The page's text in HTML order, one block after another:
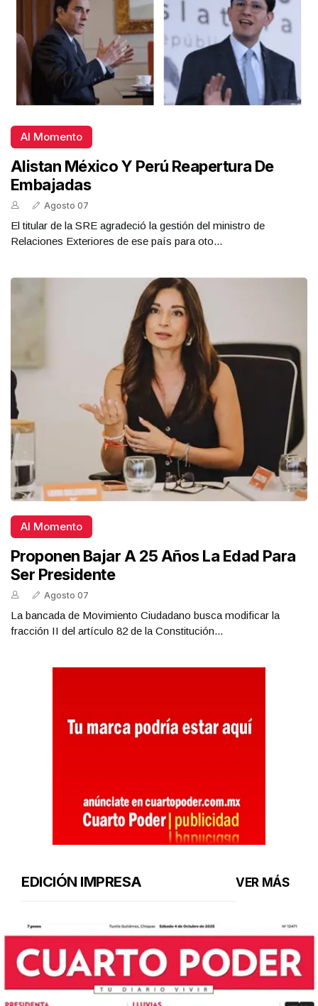
Al Momento
Alistan México Y Perú Reapertura De
Embajadas
Agosto 07
El titular de la SRE agradeció la gestión del ministro de
Relaciones Exteriores de ese país para oto...
Al Momento
Proponen Bajar A 25 Años La Edad Para
Ser Presidente
Agosto 07
La bancada de Movimiento Ciudadano busca modificar la
fracción II del artículo 82 de la Constitución...
EDICIÓN IMPRESA VER MÁS